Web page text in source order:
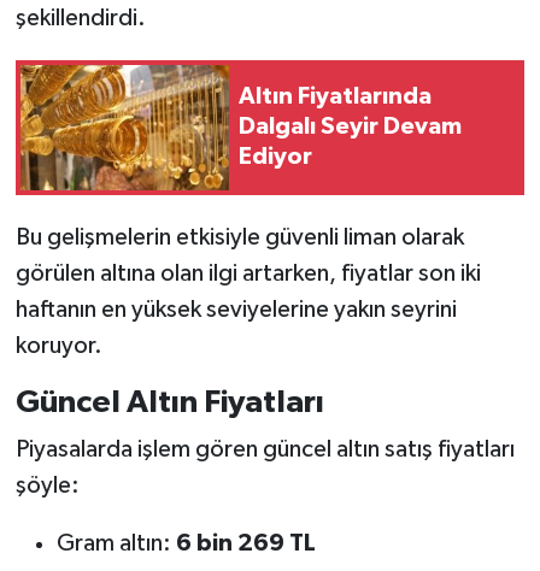
şekillendirdi.
Altın Fiyatlarında
Dalgalı Seyir Devam
Ediyor
Bu gelişmelerin etkisiyle güvenli liman olarak
görülen altına olan ilgi artarken, fiyatlar son iki
haftanın en yüksek seviyelerine yakın seyrini
koruyor.
Güncel Altın Fiyatları
Piyasalarda işlem gören güncel altın satış fiyatları
şöyle:
Gram altın: 6 bin 269 TL